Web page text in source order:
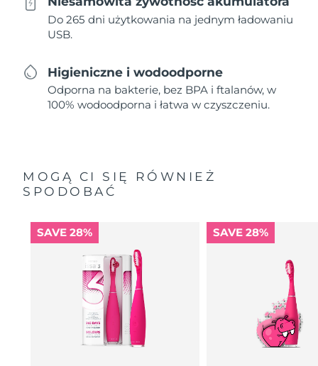
Do 265 dni użytkowania na jednym ładowaniu
USB.
Higieniczne i wodoodporne
Odporna na bakterie, bez BPA i ftalanów, w
100% wodoodporna i łatwa w czyszczeniu.
MOGĄ CI SIĘ RÓWNIEŻ
SPODOBAĆ
SAVE 28% SAVE 28%